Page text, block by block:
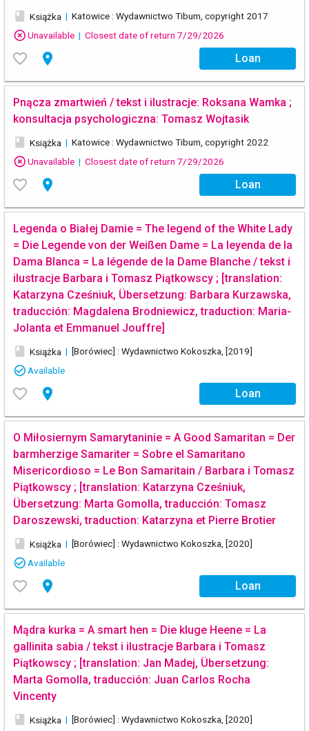
book Książka | Katowice : Wydawnictwo Tibum, copyright 2017
highlight_offUnavailable | Closest date of return 7/29/2026
favorite_border place Loan
Pnącza zmartwień / tekst i ilustracje: Roksana Wamka ;
konsultacja psychologiczna: Tomasz Wojtasik
book Książka | Katowice : Wydawnictwo Tibum, copyright 2022
highlight_offUnavailable | Closest date of return 7/29/2026
favorite_border place Loan
Legenda o Białej Damie = The legend of the White Lady
= Die Legende von der Weißen Dame = La leyenda de la
Dama Blanca = La légende de la Dame Blanche / tekst i
ilustracje Barbara i Tomasz Piątkowscy ; [translation:
Katarzyna Cześniuk, Übersetzung: Barbara Kurzawska,
traducción: Magdalena Brodniewicz, traduction: Maria-
Jolanta et Emmanuel Jouffre]
book Książka | [Borówiec] : Wydawnictwo Kokoszka, [2019]
check_circle_outline Available
favorite_border place Loan
O Miłosiernym Samarytaninie = A Good Samaritan = Der
barmherzige Samariter = Sobre el Samaritano
Misericordioso = Le Bon Samaritain / Barbara i Tomasz
Piątkowscy ; [translation: Katarzyna Cześniuk,
Übersetzung: Marta Gomolla, traducción: Tomasz
Daroszewski, traduction: Katarzyna et Pierre Brotier
book Książka | [Borówiec] : Wydawnictwo Kokoszka, [2020]
check_circle_outline Available
favorite_border place Loan
Mądra kurka = A smart hen = Die kluge Heene = La
gallinita sabia / tekst i ilustracje Barbara i Tomasz
Piątkowscy ; [translation: Jan Madej, Übersetzung:
Marta Gomolla, traducción: Juan Carlos Rocha
Vincenty
book Książka | [Borówiec] : Wydawnictwo Kokoszka, [2020]